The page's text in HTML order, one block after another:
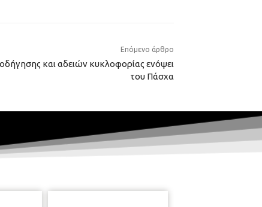
Επόμενο άρθρο
και αδειών κυκλοφορίας ενόψει
του Πάσχα